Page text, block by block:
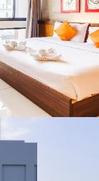
ลอด 5 วัน